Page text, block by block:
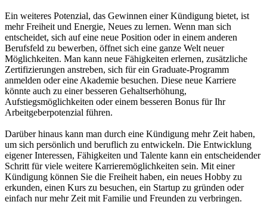
Ein weiteres Potenzial, das Gewinnen einer Kündigung bietet, ist
mehr Freiheit und Energie, Neues zu lernen. Wenn man sich
entscheidet, sich auf eine neue Position oder in einem anderen
Berufsfeld zu bewerben, öffnet sich eine ganze Welt neuer
Möglichkeiten. Man kann neue Fähigkeiten erlernen, zusätzliche
Zertifizierungen anstreben, sich für ein Graduate-Programm
anmelden oder eine Akademie besuchen. Diese neue Karriere
könnte auch zu einer besseren Gehaltserhöhung,
Aufstiegsmöglichkeiten oder einem besseren Bonus für Ihr
Arbeitgeberpotenzial führen.
Darüber hinaus kann man durch eine Kündigung mehr Zeit haben,
um sich persönlich und beruflich zu entwickeln. Die Entwicklung
eigener Interessen, Fähigkeiten und Talente kann ein entscheidender
Schritt für viele weitere Karrieremöglichkeiten sein. Mit einer
Kündigung können Sie die Freiheit haben, ein neues Hobby zu
erkunden, einen Kurs zu besuchen, ein Startup zu gründen oder
einfach nur mehr Zeit mit Familie und Freunden zu verbringen.